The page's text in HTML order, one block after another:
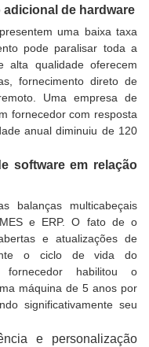
de hardware
uma baixa taxa
pode paralisar toda a
alta qualidade oferecem
fornecimento direto de
Uma empresa de
fornecedor com resposta
anual diminuiu de 120
software em relação
balanças multicabeçais
e ERP. O fato de o
e atualizações de
o ciclo de vida do
habilitou o
máquina de 5 anos por
significativamente seu
e personalização